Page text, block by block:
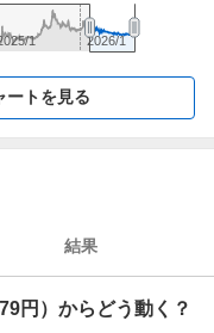
1 2026/1
ートを見る
結果
円）からどう動く？